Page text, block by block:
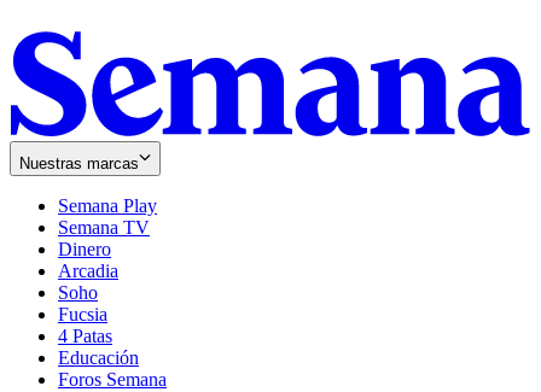
Nuestras marcas
Semana Play
Semana TV
Dinero
Arcadia
Soho
in
new
window
Fucsia
in
new
window
4 Patas
Educación
Foros Semana